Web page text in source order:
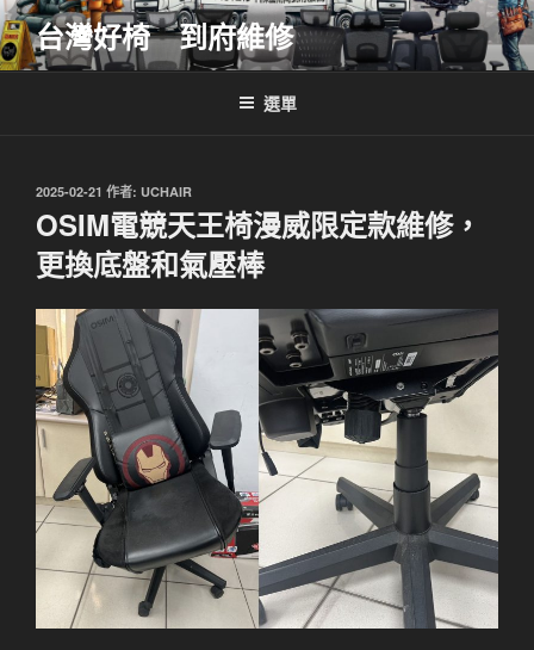
跳
至
主
台灣好椅 到府維修
選單
發
佈
於
2025-02-21 作者: UCHAIR
OSIM電競天王椅漫威限定款維修，
更換底盤和氣壓棒